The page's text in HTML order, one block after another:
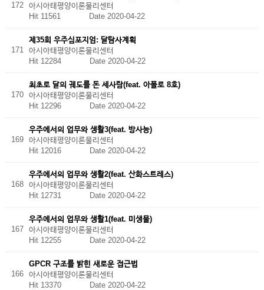
172
아시아태평양이론물리센터
Hit 11561 Date 2020-04-22
171
제35회 우주심포지엄: 달탐사계획
아시아태평양이론물리센터
Hit 12284 Date 2020-04-22
170
최초로 달의 궤도를 돈 세사람(feat. 아폴로 8호)
아시아태평양이론물리센터
Hit 12296 Date 2020-04-22
169
우주에서의 업무와 생활3(feat. 방사능)
아시아태평양이론물리센터
Hit 12016 Date 2020-04-22
168
우주에서의 업무와 생활2(feat. 산화스트레스)
아시아태평양이론물리센터
Hit 12731 Date 2020-04-22
167
우주에서의 업무와 생활1(feat. 미생물)
아시아태평양이론물리센터
Hit 12255 Date 2020-04-22
166
GPCR 구조를 밝힌 새로운 접근법
아시아태평양이론물리센터
Hit 13370 Date 2020-04-22